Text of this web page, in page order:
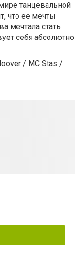
танцевальной
что ее мечты
мечтала стать
себя абсолютно
/ MC Stas /